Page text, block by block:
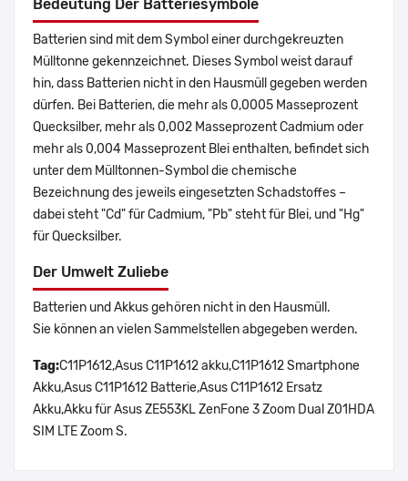
Bedeutung Der Batteriesymbole
Batterien sind mit dem Symbol einer durchgekreuzten
Mülltonne gekennzeichnet. Dieses Symbol weist darauf
hin, dass Batterien nicht in den Hausmüll gegeben werden
dürfen. Bei Batterien, die mehr als 0,0005 Masseprozent
Quecksilber, mehr als 0,002 Masseprozent Cadmium oder
mehr als 0,004 Masseprozent Blei enthalten, befindet sich
unter dem Mülltonnen-Symbol die chemische
Bezeichnung des jeweils eingesetzten Schadstoffes –
dabei steht "Cd" für Cadmium, "Pb" steht für Blei, und "Hg"
für Quecksilber.
Der Umwelt Zuliebe
Batterien und Akkus gehören nicht in den Hausmüll.
Sie können an vielen Sammelstellen abgegeben werden.
Tag:C11P1612,Asus C11P1612 akku,C11P1612 Smartphone
Akku,Asus C11P1612 Batterie,Asus C11P1612 Ersatz
Akku,Akku für Asus ZE553KL ZenFone 3 Zoom Dual Z01HDA
SIM LTE Zoom S.